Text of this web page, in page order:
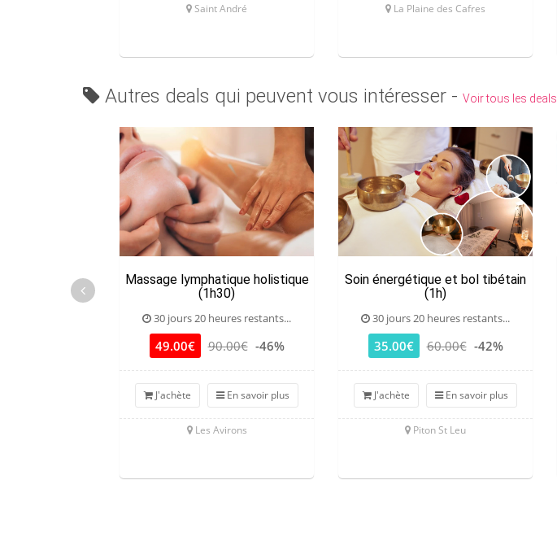
Saint André La Plaine des Cafres
Autres deals qui peuvent vous intéresser - Voir tous les deals
Massage lymphatique holistique
(1h30)
30 jours 20 heures restants...
49.00€ 90.00€ -46%
J'achète En savoir plus
Les Avirons
Soin énergétique et bol tibétain
(1h)
30 jours 20 heures restants...
35.00€ 60.00€ -42%
J'achète En savoir plus
Piton St Leu